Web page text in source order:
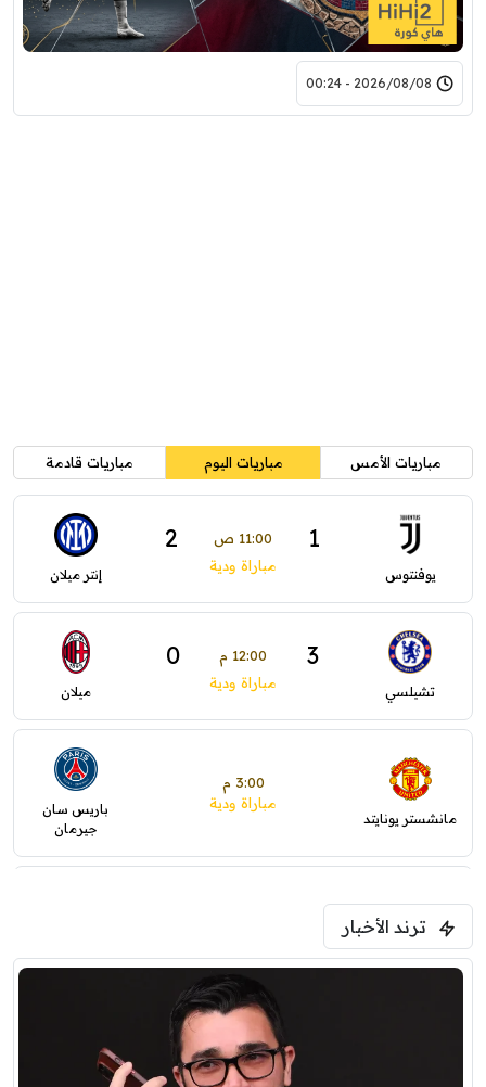
2026/08/08 - 00:24
مباريات الأمس مباريات اليوم مباريات قادمة
يوفنتوس
1 11:00 ص 2
مباراة ودية إنتر ميلان
تشيلسي
3 12:00 م 0
مباراة ودية ميلان
مانشستر يونايتد
3:00 م
مباراة ودية
باريس سان
جيرمان
فرينتسفاروشي
7:00 م
مباراة ودية
نوتنغهام فورست
ترند الأخبار